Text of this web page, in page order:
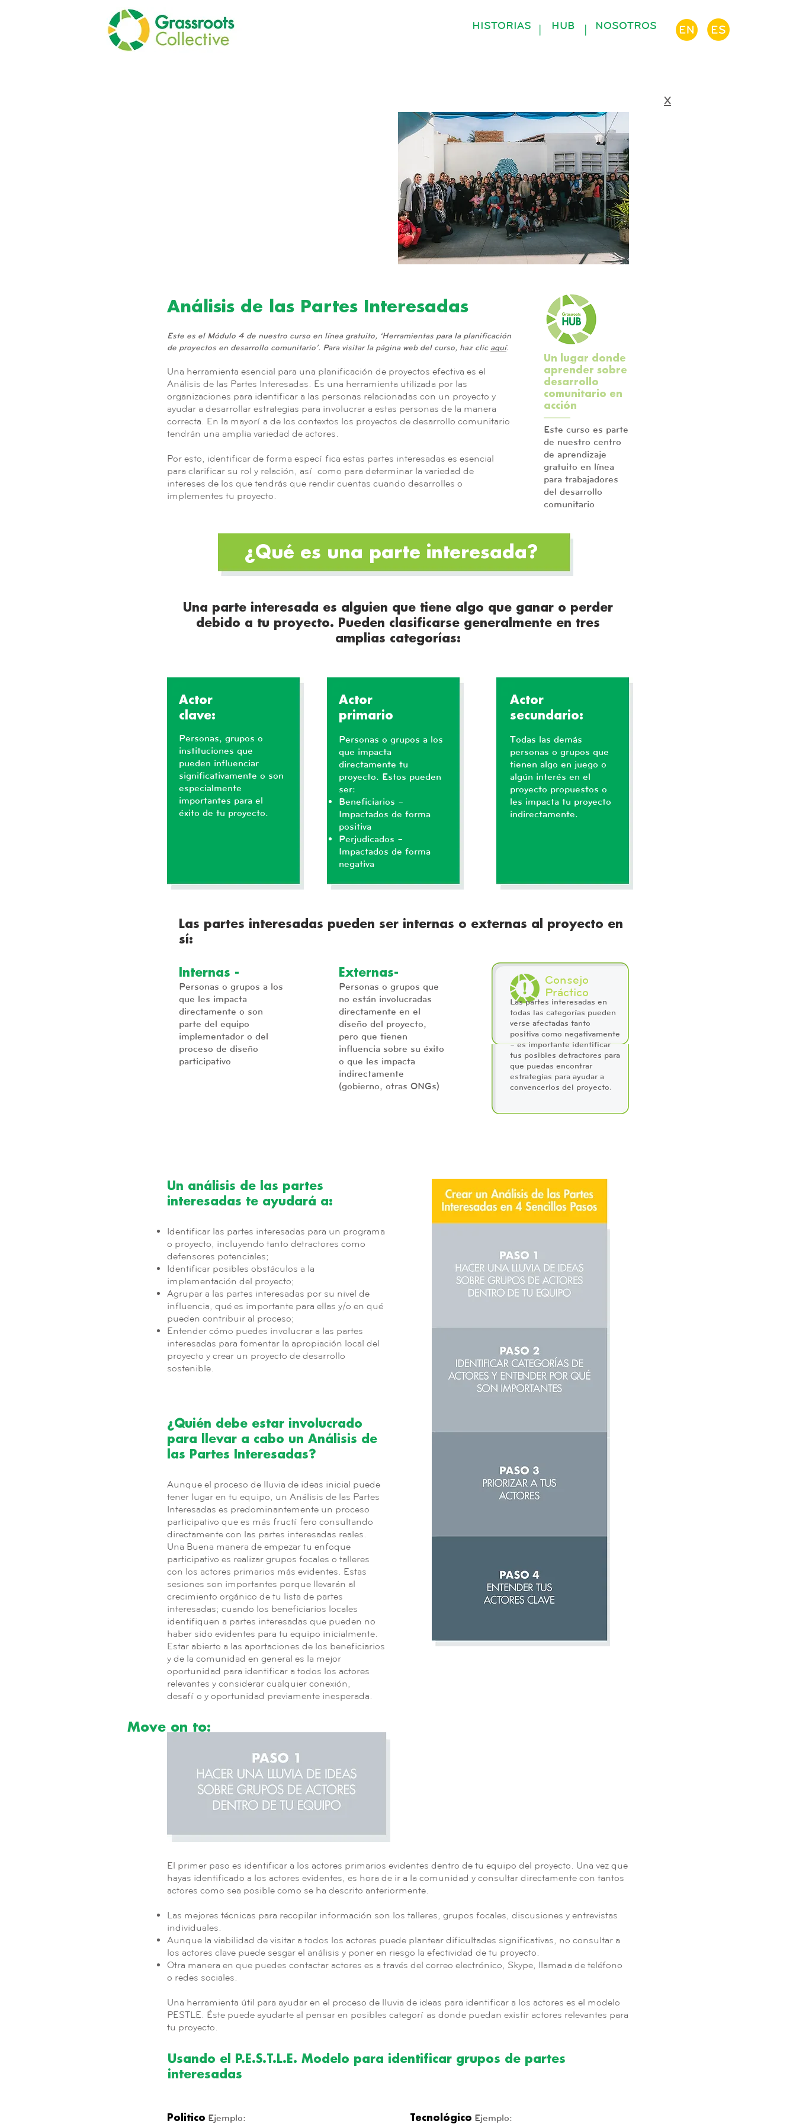
HISTORIAS HUB NOSOTROS
Move on to:
X
Análisis de las Partes Interesadas
Este es el Módulo 4 de nuestro curso en línea gratuito, ‘Herramientas para la planificación
de proyectos en desarrollo comunitario’. Para visitar la página web del curso, haz clic aquí.
Una herramienta esencial para una planificación de proyectos efectiva es el
Análisis de las Partes Interesadas. Es una herramienta utilizada por las
organizaciones para identificar a las personas relacionadas con un proyecto y
ayudar a desarrollar estrategias para involucrar a estas personas de la manera
correcta. En la mayoría de los contextos los proyectos de desarrollo comunitario
tendrán una amplia variedad de actores.
Por esto, identificar de forma específica estas partes interesadas es esencial
para clarificar su rol y relación, así como para determinar la variedad de
intereses de los que tendrás que rendir cuentas cuando desarrolles o
implementes tu proyecto.
Un lugar donde
aprender sobre
desarrollo
comunitario en
acción
Este curso es parte
de nuestro centro
de aprendizaje
gratuito en línea
para trabajadores
del desarrollo
comunitario
¿Qué es una parte interesada?
Una parte interesada es alguien que tiene algo que ganar o perder
debido a tu proyecto. Pueden clasificarse generalmente en tres
amplias categorías:
Las partes interesadas pueden ser internas o externas al proyecto en
sí:
Internas -
Personas o grupos a los
que les impacta
directamente o son
parte del equipo
implementador o del
proceso de diseño
participativo
Externas-
Personas o grupos que
no están involucradas
directamente en el
diseño del proyecto,
pero que tienen
influencia sobre su éxito
o que les impacta
indirectamente
(gobierno, otras ONGs)
Consejo
Práctico
Actor
clave:
Actor
primario
Actor
secundario:
Personas o grupos a los
que impacta
directamente tu
proyecto. Estos pueden
ser:
Beneficiarios –
Impactados de forma
positiva
Perjudicados –
Impactados de forma
negativa
Todas las demás
personas o grupos que
tienen algo en juego o
algún interés en el
proyecto propuestos o
les impacta tu proyecto
indirectamente.
Las partes interesadas en
todas las categorías pueden
verse afectadas tanto
positiva como negativamente
– es importante identificar
tus posibles detractores para
que puedas encontrar
estrategias para ayudar a
convencerlos del proyecto.
Personas, grupos o
instituciones que
pueden influenciar
significativamente o son
especialmente
importantes para el
éxito de tu proyecto.
Un análisis de las partes
interesadas te ayudará a:
Identificar las partes interesadas para un programa
o proyecto, incluyendo tanto detractores como
defensores potenciales;
Identificar posibles obstáculos a la
implementación del proyecto;
Agrupar a las partes interesadas por su nivel de
influencia, qué es importante para ellas y/o en qué
pueden contribuir al proceso;
Entender cómo puedes involucrar a las partes
interesadas para fomentar la apropiación local del
proyecto y crear un proyecto de desarrollo
sostenible.
¿Quién debe estar involucrado
para llevar a cabo un Análisis de
las Partes Interesadas?
Aunque el proceso de lluvia de ideas inicial puede
tener lugar en tu equipo, un Análisis de las Partes
Interesadas es predominantemente un proceso
participativo que es más fructífero consultando
directamente con las partes interesadas reales.
Una Buena manera de empezar tu enfoque
participativo es realizar grupos focales o talleres
con los actores primarios más evidentes. Estas
sesiones son importantes porque llevarán al
crecimiento orgánico de tu lista de partes
interesadas; cuando los beneficiarios locales
identifiquen a partes interesadas que pueden no
haber sido evidentes para tu equipo inicialmente.
Estar abierto a las aportaciones de los beneficiarios
y de la comunidad en general es la mejor
oportunidad para identificar a todos los actores
relevantes y considerar cualquier conexión,
desafío y oportunidad previamente inesperada.
El primer paso es identificar a los actores primarios evidentes dentro de tu equipo del proyecto. Una vez que
hayas identificado a los actores evidentes, es hora de ir a la comunidad y consultar directamente con tantos
actores como sea posible como se ha descrito anteriormente.
Las mejores técnicas para recopilar información son los talleres, grupos focales, discusiones y entrevistas
individuales.
Aunque la viabilidad de visitar a todos los actores puede plantear dificultades significativas, no consultar a
los actores clave puede sesgar el análisis y poner en riesgo la efectividad de tu proyecto.
Otra manera en que puedes contactar actores es a través del correo electrónico, Skype, llamada de teléfono
o redes sociales.
Una herramienta útil para ayudar en el proceso de lluvia de ideas para identificar a los actores es el modelo
PESTLE. Éste puede ayudarte al pensar en posibles categorías donde puedan existir actores relevantes para
tu proyecto.
Usando el P.E.S.T.L.E. Modelo para identificar grupos de partes
interesadas
Politico Ejemplo: Tecnológico Ejemplo: